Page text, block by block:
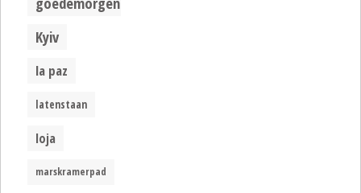
Kyiv
la paz
latenstaan
loja
marskramerpad